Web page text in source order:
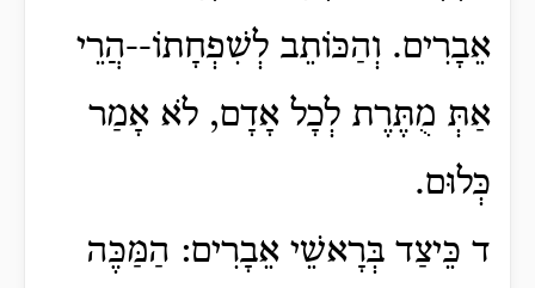
אֵבָרִים. וְהַכּוֹתֵב לְשִׁפְחָתוֹ--הֲרֵי
אַתְּ מֻתֶּרֶת לְכָל אָדָם, לֹא אָמַר
כְּלוּם.
ד כֵּיצַד בְּרָאשֵׁי אֵבָרִים: הַמַּכֶּה